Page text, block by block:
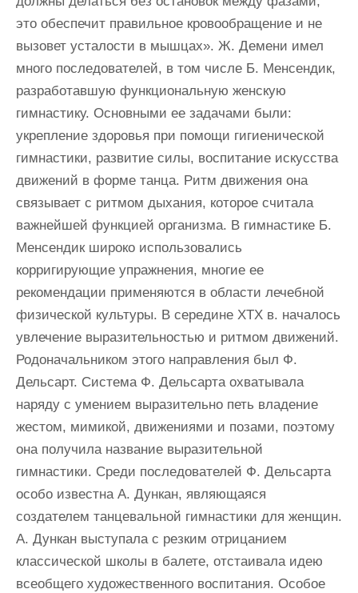
это обеспечит правильное кровообращение и не
вызовет усталости в мышцах». Ж. Демени имел
много последователей, в том числе Б. Менсендик,
разработавшую функциональную женскую
гимнастику. Основными ее задачами были:
укрепление здоровья при помощи гигиенической
гимнастики, развитие силы, воспитание искусства
движений в форме танца. Ритм движения она
связывает с ритмом дыхания, которое считала
важнейшей функцией организма. В гимнастике Б.
Менсендик широко использовались
корригирующие упражнения, многие ее
рекомендации применяются в области лечебной
физической культуры. В середине ХТХ в. началось
увлечение выразительностью и ритмом движений.
Родоначальником этого направления был Ф.
Дельсарт. Система Ф. Дельсарта охватывала
наряду с умением выразительно петь владение
жестом, мимикой, движениями и позами, поэтому
она получила название выразительной
гимнастики. Среди последователей Ф. Дельсарта
особо известна А. Дункан, являющаяся
создателем танцевальной гимнастики для женщин.
А. Дункан выступала с резким отрицанием
классической школы в балете, отстаивала идею
всеобщего художественного воспитания. Особое